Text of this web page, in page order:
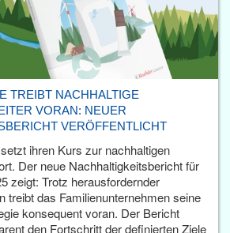
TREIBT NACHHALTIGE
VORAN: NEUER
VERÖFFENTLICHT
ihren Kurs zur nachhaltigen
Der neue Nachhaltigkeitsbericht für
zeigt: Trotz herausfordernder
treibt das Familienunternehmen seine
konsequent voran. Der Bericht
den Fortschritt der definierten Ziele